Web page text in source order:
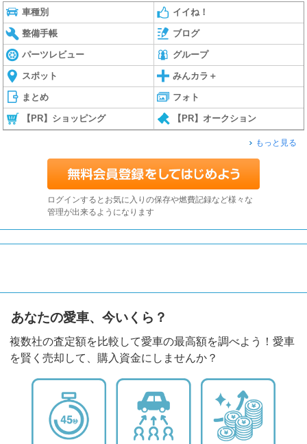
車種別 イイね！
整備手帳 ブログ
パーツレビュー グループ
スポット みんカラ＋
まとめ フォト
【PR】ショッピング 【PR】オークション
もっと見る
ログインするとお気に入りの保存や燃費記録など様々な
管理が出来るようになります
あなたの愛車、今いくら？
複数社の査定額を比較して愛車の最高額を調べよう！愛車
を賢く売却して、購入資金にしませんか？